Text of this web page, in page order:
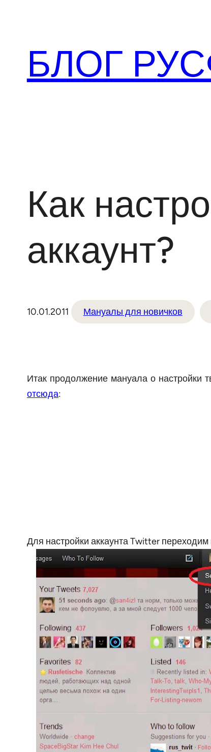
БЛОГ
Как
аккаунт?
10.01.2011 Мануалы для новичков
Итак продолжение мануала о настройки
отсюда:
Для настройки аккаунта Twitter